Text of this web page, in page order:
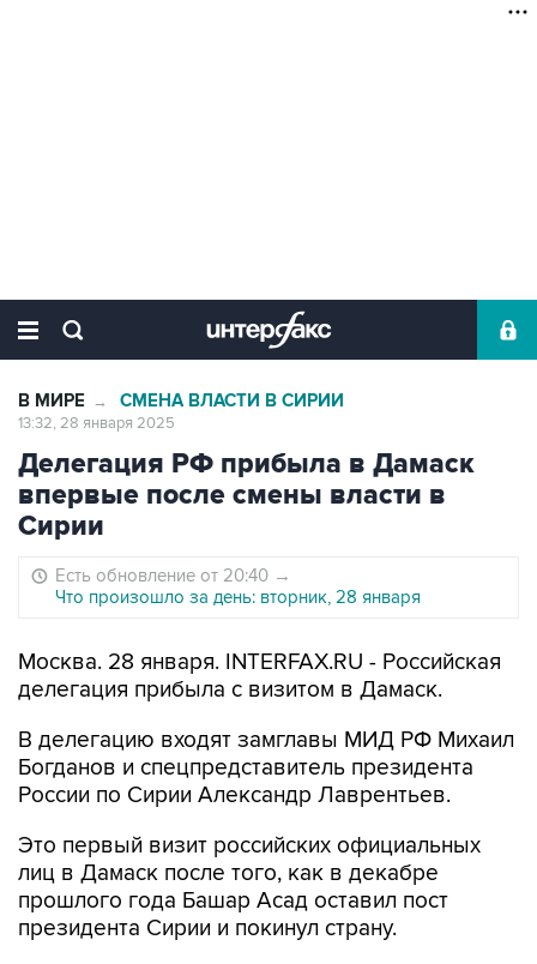
В МИРЕ → СМЕНА ВЛАСТИ В СИРИИ
13:32, 28 января 2025
Делегация РФ прибыла в Дамаск
впервые после смены власти в
Сирии
Есть обновление от 20:40 →
Что произошло за день: вторник, 28 января
Москва. 28 января. INTERFAX.RU - Российская
делегация прибыла с визитом в Дамаск.
В делегацию входят замглавы МИД РФ Михаил
Богданов и спецпредставитель президента
России по Сирии Александр Лаврентьев.
Это первый визит российских официальных
лиц в Дамаск после того, как в декабре
прошлого года Башар Асад оставил пост
президента Сирии и покинул страну.